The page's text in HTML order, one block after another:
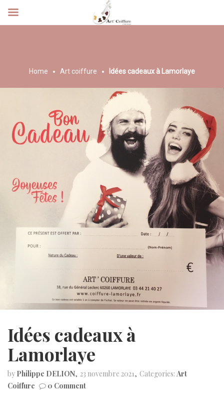
ART COIFFURE
Home Art coiffure Idées cadeaux à Lamorlaye
Idées cadeaux à
Lamorlaye
by Philippe DELION 23 novembre 2021 Categories: Art
Coiffure
0 Comment